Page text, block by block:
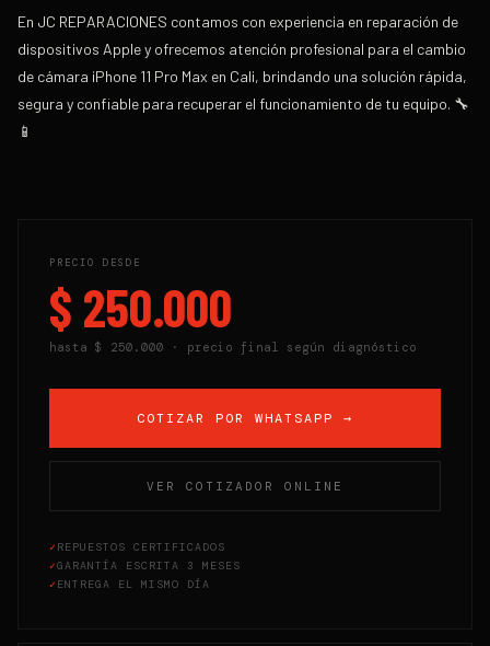
En JC REPARACIONES contamos con experiencia en reparación de
dispositivos Apple y ofrecemos atención profesional para el cambio
de cámara iPhone 11 Pro Max en Cali, brindando una solución rápida,
segura y confiable para recuperar el funcionamiento de tu equipo. 🔧
📱
PRECIO DESDE
$ 250.000
hasta $ 250.000 · precio final según diagnóstico
COTIZAR POR WHATSAPP →
VER COTIZADOR ONLINE
✓ REPUESTOS CERTIFICADOS
✓GARANTÍA ESCRITA 3 MESES
✓ ENTREGA EL MISMO DÍA